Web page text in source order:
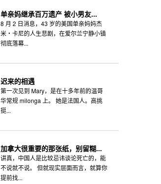
单亲妈继承百万遗产 被小男友...
8 月 2 日消息，43 岁的美国单亲妈妈杰
米・卡尼的人生悲剧，在爱尔兰宁静小镇
彻底落幕...
迟来的相遇
第一次见到 Mary，是在十多年前的温哥
华常规 milonga 上。 她是法国人。高挑
挺...
加拿大很重要的那张纸，别留糊...
讲真，中国人是比较忌讳谈论死亡的，能
不说就不说。 但就现实层面而言，就算你
提前找...